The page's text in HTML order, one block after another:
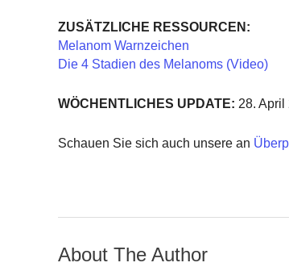
ZUSÄTZLICHE RESSOURCEN:
Melanom Warnzeichen
Die 4 Stadien des Melanoms (Video)
WÖCHENTLICHES UPDATE: 28. April
Schauen Sie sich auch unsere an
About The Author